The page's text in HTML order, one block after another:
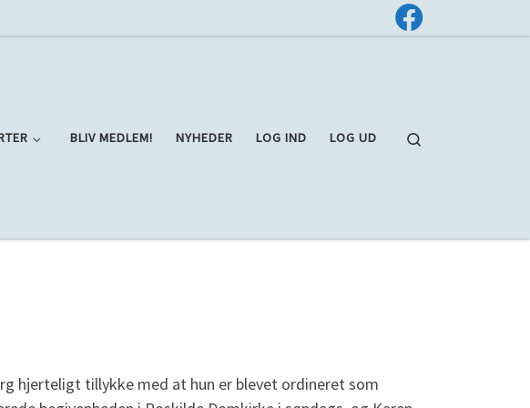
BLIV MEDLEM! NYHEDER LOG IND LOG UD
hjerteligt tillykke med at hun er blevet ordineret som